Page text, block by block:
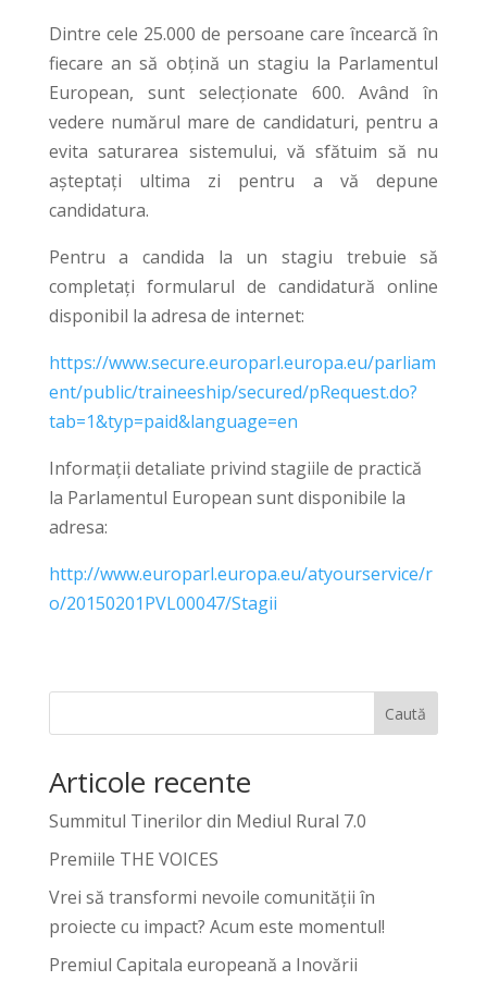
Dintre cele 25.000 de persoane care încearcă în
fiecare an să obțină un stagiu la Parlamentul
European, sunt selecționate 600. Având în
vedere numărul mare de candidaturi, pentru a
evita saturarea sistemului, vă sfătuim să nu
așteptați ultima zi pentru a vă depune
candidatura.
Pentru a candida la un stagiu trebuie să
completați formularul de candidatură online
disponibil la adresa de internet:
https://www.secure.europarl.europa.eu/parliam
ent/public/traineeship/secured/pRequest.do?
tab=1&typ=paid&language=en
Informaţii detaliate privind stagiile de practică
la Parlamentul European sunt disponibile la
adresa:
http://www.europarl.europa.eu/atyourservice/r
o/20150201PVL00047/Stagii
Caută
Articole recente
Summitul Tinerilor din Mediul Rural 7.0
Premiile THE VOICES
Vrei să transformi nevoile comunității în
proiecte cu impact? Acum este momentul!
Premiul Capitala europeană a Inovării